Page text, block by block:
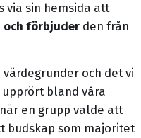
via sin hemsida att
och förbjuder den från
och det vi
bland våra
en grupp valde att
budskap som majoritet